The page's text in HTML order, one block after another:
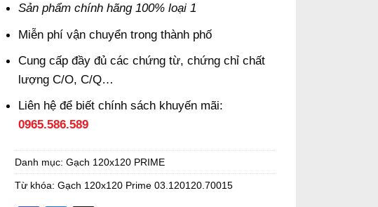
Sản phẩm chính hãng 100% loại 1
Miễn phí vận chuyển trong thành phố
Cung cấp đầy đủ các chứng từ, chứng chỉ chất
lượng C/O, C/Q…
Liên hệ để biết chính sách khuyến mãi:
0965.586.589
Danh mục:Gạch 120x120 PRIME
Từ khóa:Gạch 120x120 Prime 03.120120.70015